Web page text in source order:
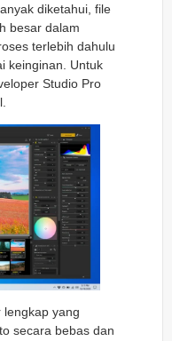
diketahui, file
besar dalam
terlebih dahulu
keinginan. Untuk
Studio Pro
lengkap yang
secara bebas dan